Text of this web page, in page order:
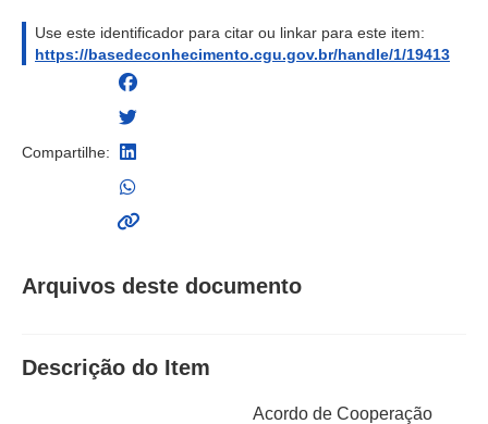
Use este identificador para citar ou linkar para este item:
https://basedeconhecimento.cgu.gov.br/handle/1/19413
Compartilhe:
Arquivos deste documento
Descrição do Item
Acordo de Cooperação